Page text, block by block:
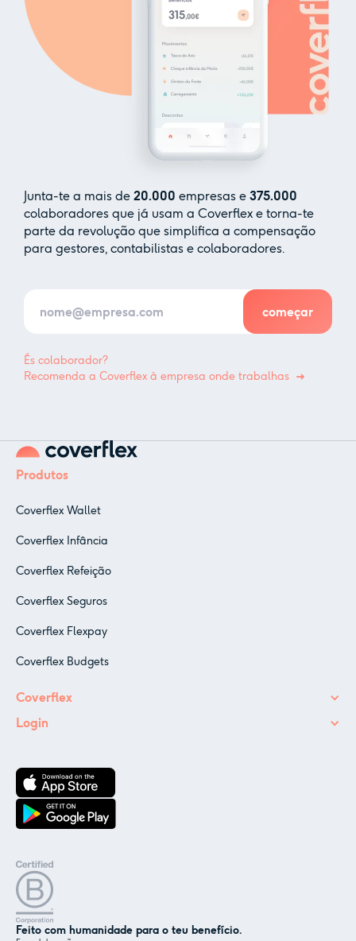
Junta-te a mais de 20.000 empresas e 375.000
colaboradores que já usam a Coverflex e torna-te
parte da revolução que simplifica a compensação
para gestores, contabilistas e colaboradores.
És colaborador?
Recomenda a Coverflex à empresa onde trabalhas
Produtos
Coverflex Wallet
Coverflex Infância
Coverflex Refeição
Coverflex Seguros
Coverflex Flexpay
Coverflex Budgets
Coverflex
Login
Feito com humanidade para o teu benefício.